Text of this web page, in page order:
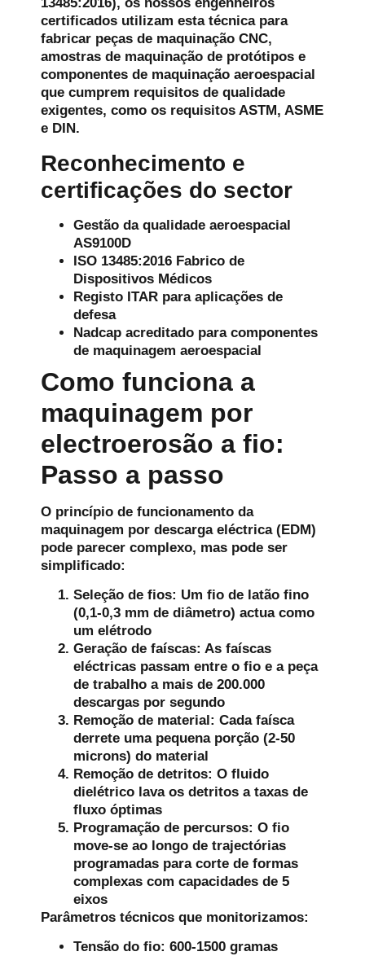
certificados utilizam esta técnica para
fabricar peças de maquinação CNC,
amostras de maquinação de protótipos e
componentes de maquinação aeroespacial
que cumprem requisitos de qualidade
exigentes, como os requisitos ASTM, ASME
e DIN.
Reconhecimento e
certificações do sector
Gestão da qualidade aeroespacial
AS9100D
ISO 13485:2016 Fabrico de
Dispositivos Médicos
Registo ITAR para aplicações de
defesa
Nadcap acreditado para componentes
de maquinagem aeroespacial
Como funciona a
maquinagem por
electroerosão a fio:
Passo a passo
O princípio de funcionamento da
maquinagem por descarga eléctrica (EDM)
pode parecer complexo, mas pode ser
simplificado:
Seleção de fios: Um fio de latão fino
(0,1-0,3 mm de diâmetro) actua como
um elétrodo
Geração de faíscas: As faíscas
eléctricas passam entre o fio e a peça
de trabalho a mais de 200.000
descargas por segundo
Remoção de material: Cada faísca
derrete uma pequena porção (2-50
microns) do material
Remoção de detritos: O fluido
dielétrico lava os detritos a taxas de
fluxo óptimas
Programação de percursos: O fio
move-se ao longo de trajectórias
programadas para corte de formas
complexas com capacidades de 5
eixos
Parâmetros técnicos que monitorizamos:
Tensão do fio: 600-1500 gramas